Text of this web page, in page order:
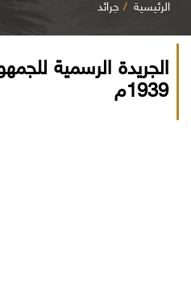
الرئيسية جرائد
الجريدة الرسمية
1939م